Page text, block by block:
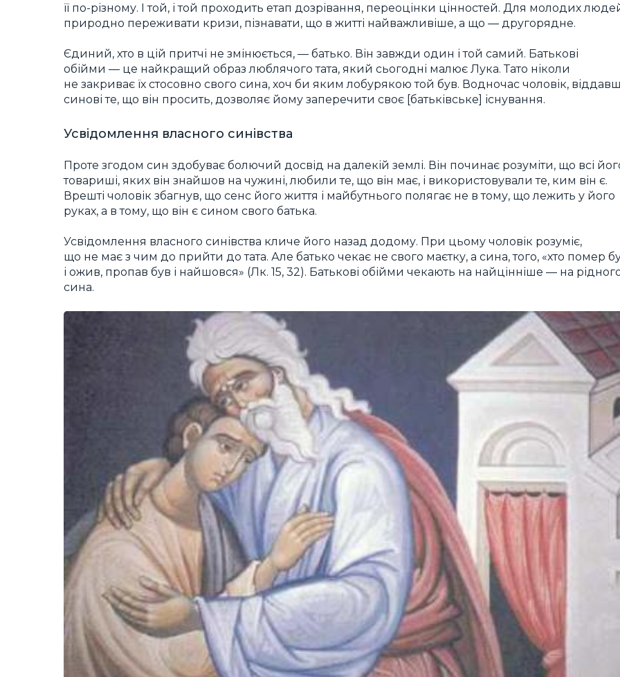
її по-різному. І той, і той проходить етап дозрівання, переоцінки цінностей. Для молодих
природно переживати кризи, пізнавати, що в житті найважливіше, а що — другорядне.
Єдиний, хто в цій притчі не змінюється, — батько. Він завжди один і той самий. Батькові
обійми — це найкращий образ люблячого тата, який сьогодні малює Лука. Тато ніколи
не закриває їх стосовно свого сина, хоч би яким лобурякою той був. Водночас чоловік,
синові те, що він просить, дозволяє йому заперечити своє [батьківське] існування.
Усвідомлення власного синівства
Проте згодом син здобуває болючий досвід на далекій землі. Він починає розуміти, що всі
товариші, яких він знайшов на чужині, любили те, що він має, і використовували те, ким він є.
Врешті чоловік збагнув, що сенс його життя і майбутнього полягає не в тому, що лежить у його
руках, а в тому, що він є сином свого батька.
Усвідомлення власного синівства кличе його назад додому. При цьому чоловік розуміє,
що не має з чим до прийти до тата. Але батько чекає не свого маєтку, а сина, того, «хто помер
і ожив, пропав був і найшовся» (Лк. 15, 32). Батькові обійми чекають на найцінніше — на
сина.